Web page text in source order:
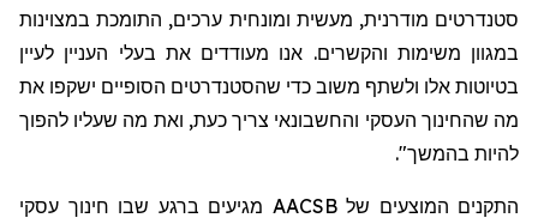
סטנדרטים מודרנית, מעשית ומונחית ערכים, התומכת במצוינות
במגוון משימות והקשרים. אנו מעודדים את בעלי העניין לעיין
בטיוטות אלו ולשתף משוב כדי שהסטנדרטים הסופיים ישקפו את
מה שהחינוך העסקי והחשבונאי צריך כעת, ואת מה שעליו להפוך
להיות בהמשך".
התקנים המוצעים של AACSB מגיעים ברגע שבו חינוך עסקי